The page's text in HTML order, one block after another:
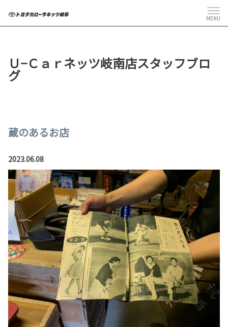
MENU
Ｕ−Ｃａｒネッツ岐南店スタッフブロ
グ
蔵のあるお店
2023.06.08